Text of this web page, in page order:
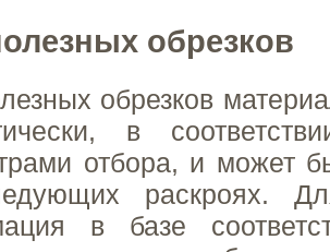
обрезков
обрезков
в
отбора, и может
раскроях.
в базе